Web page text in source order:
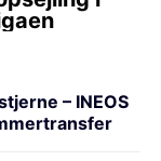
– INEOS